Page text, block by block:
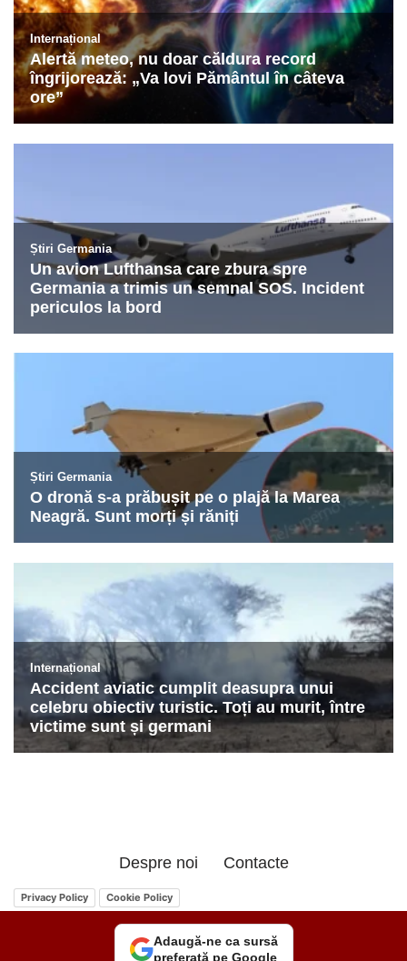
Despre noi Contacte
Privacy Policy Cookie Policy
Adaugă-ne ca sursă
preferată pe Google